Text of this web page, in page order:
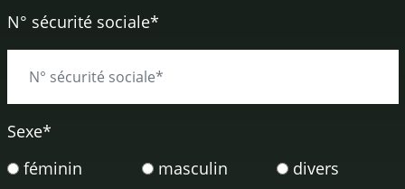
N° sécurité sociale*
Sexe*
féminin
masculin divers